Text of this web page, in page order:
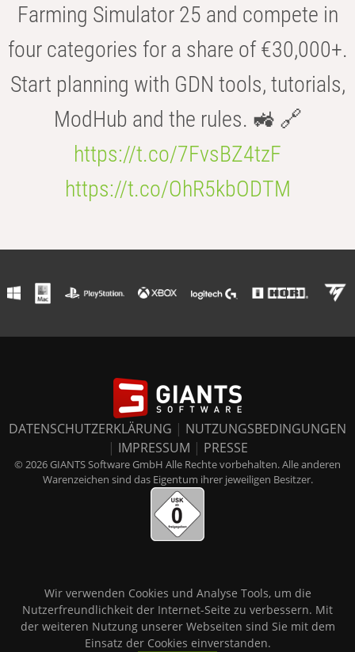
Farming Simulator 25 and compete in
four categories for a share of €30,000+.
Start planning with GDN tools, tutorials,
ModHub and the rules. 🚜 🔗
https://t.co/7FvsBZ4tzF
https://t.co/OhR5kbODTM
DATENSCHUTZERKLÄRUNG | NUTZUNGSBEDINGUNGEN
| IMPRESSUM | PRESSE
© 2026 GIANTS Software GmbH Alle Rechte vorbehalten. Alle anderen
Warenzeichen sind das Eigentum ihrer jeweiligen Besitzer.
Wir verwenden Cookies und Analyse Tools, um die
Nutzerfreundlichkeit der Internet-Seite zu verbessern. Mit
der weiteren Nutzung unserer Webseiten sind Sie mit dem
Einsatz der Cookies einverstanden.